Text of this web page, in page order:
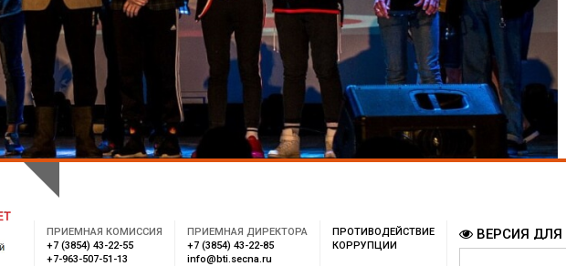
ПРИЕМНАЯ КОМИССИЯ
+7 (3854) 43-22-55
+7-963-507-51-13
ПРИЕМНАЯ ДИРЕКТОРА
+7 (3854) 43-22-85
info@bti.secna.ru
ПРОТИВОДЕЙСТВИЕ
КОРРУПЦИИ
ВЕРСИЯ